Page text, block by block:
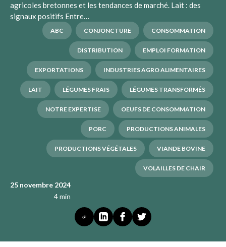
agricoles bretonnes et les tendances de marché. Lait : des
signaux positifs Entre…
ABC CONJONCTURE CONSOMMATION
DISTRIBUTION EMPLOI FORMATION
EXPORTATIONS INDUSTRIES AGRO ALIMENTAIRES
LAIT LÉGUMES FRAIS LÉGUMES TRANSFORMÉS
NOTRE EXPERTISE OEUFS DE CONSOMMATION
PORC PRODUCTIONS ANIMALES
PRODUCTIONS VÉGÉTALES VIANDE BOVINE
VOLAILLES DE CHAIR
25 novembre 2024
4 min